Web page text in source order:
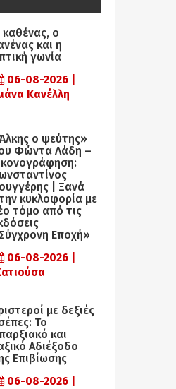
ο
και η
γωνία
06-08-2026 |
Κανέλλη
ο ψεύτης»
Φώντα Λάδη –
| Ξανά
κυκλοφορία με
τόμο από τις
Εποχή»
06-08-2026 |
με δεξιές
Το
και
Αδιέξοδο
Επιβίωσης
06-08-2026 |